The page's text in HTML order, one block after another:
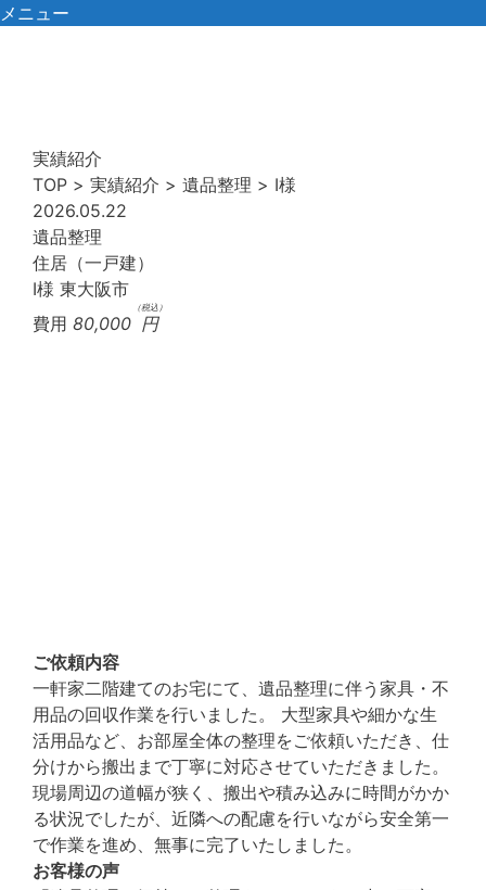
コ
メニュー
実績紹介
TOP > 実績紹介 > 遺品整理 > I様
2026.05.22
遺品整理
住居（一戸建）
I様 東大阪市
費用 80,000 円
（税込）
ご依頼内容
一軒家二階建てのお宅にて、遺品整理に伴う家具・不
用品の回収作業を行いました。 大型家具や細かな生
活用品など、お部屋全体の整理をご依頼いただき、仕
分けから搬出まで丁寧に対応させていただきました。
現場周辺の道幅が狭く、搬出や積み込みに時間がかか
る状況でしたが、近隣への配慮を行いながら安全第一
で作業を進め、無事に完了いたしました。
お客様の声